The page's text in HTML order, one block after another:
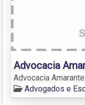
Advocacia
Advocacia
Advogados e